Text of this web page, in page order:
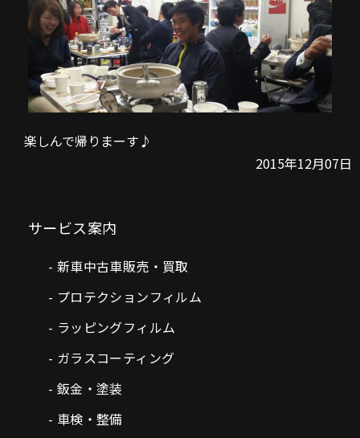
楽しんで帰りまーす♪
2015年12月07日
サービス案内
新車中古車販売・買取
プロテクションフィルム
ラッピングフィルム
ガラスコーティング
鈑金・塗装
車検・整備